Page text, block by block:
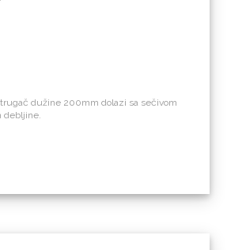
dužine 200mm dolazi sa sečivom
debljine.